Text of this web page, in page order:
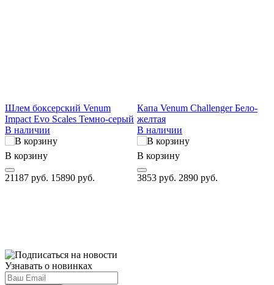
Шлем боксерский Venum
Impact Evo Scales Темно-серый
В наличии
В корзину
21187 руб. 15890 руб.
Капа Venum Challenger Бело-
желтая
В наличии
В корзину
3853 руб. 2890 руб.
Узнавать о новинках